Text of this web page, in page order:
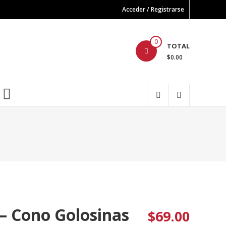
Acceder / Registrarse
0 TOTAL
$0.00
Cono Golosinas $69.00